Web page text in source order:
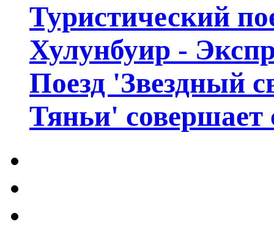
Туристический
Хулунбуир -
Поезд 'Звездный
Тяньи' совершает